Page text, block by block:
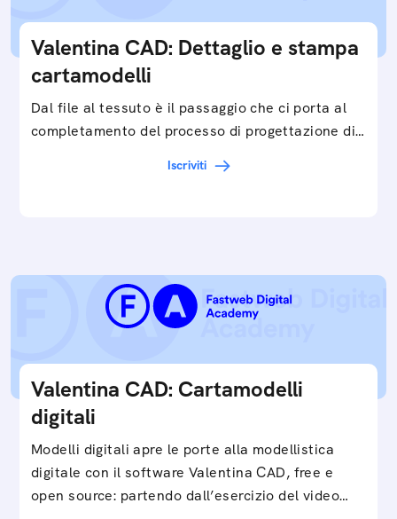
Valentina CAD: Dettaglio e stampa
cartamodelli
Dal file al tessuto è il passaggio che ci porta al
completamento del processo di progettazione di
Iscriviti
Valentina CAD: Cartamodelli
digitali
Modelli digitali apre le porte alla modellistica
digitale con il software Valentina CAD, free e
open source: partendo dall’esercizio del video…